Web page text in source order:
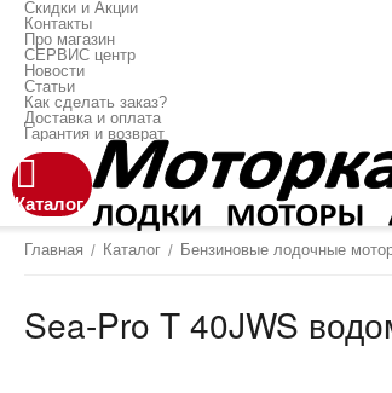
Скидки и Акции
Контакты
Про магазин
СЕРВИС центр
Новости
Статьи
Как сделать заказ?
Доставка и оплата
Гарантия и возврат
Каталог
Главная / Каталог / Бензиновые лодочные
Sea-Pro T 40JWS